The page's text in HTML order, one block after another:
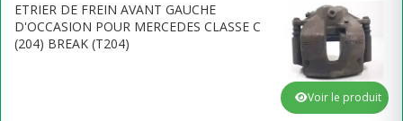
ETRIER DE FREIN AVANT GAUCHE
D'OCCASION POUR MERCEDES CLASSE C
(204) BREAK (T204)
Voir le produit